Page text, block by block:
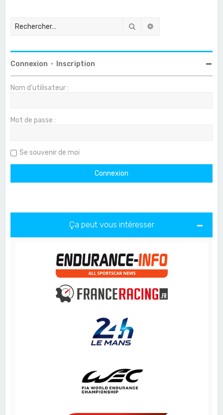
Rechercher
Connexion • Inscription
Nom d’utilisateur :
Mot de passe :
Se souvenir de moi
Ça peut vous intéresser